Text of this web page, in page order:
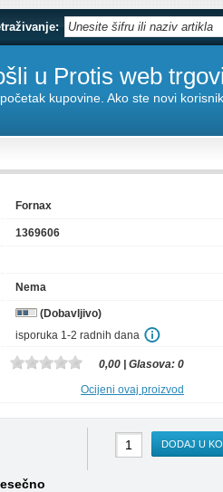
u Protis web
kupovine. Ako ste novi korisnik,
Fornax
1369606
Nema
(Dobavljivo)
isporuka 1-2 radnih dana
0,00 | Glasova: 0
Ocijeni ovaj proizvod
DODAJ U